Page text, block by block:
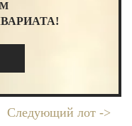
Следующий лот ->